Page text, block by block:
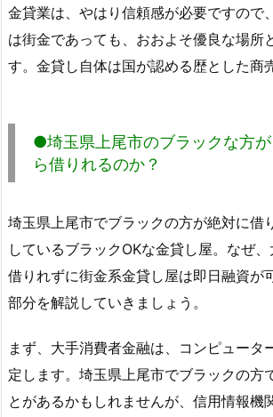
金貸業は、やはり信頼感が必要ですので
は街金であっても、おおよそ優良な場所
す。金貸し自体は国が認める歴とした商
●埼玉県上尾市のブラックな方
ら借りれるのか？
埼玉県上尾市でブラックの方が絶対に借
しているブラックOKな金貸し屋。なぜ
借りれずに街金系金貸し屋は即日融資が
部分を解説していきましょう。
まず、大手消費者金融は、コンピュータ
定します。埼玉県上尾市でブラックの方
とがあるかもしれませんが、信用情報機